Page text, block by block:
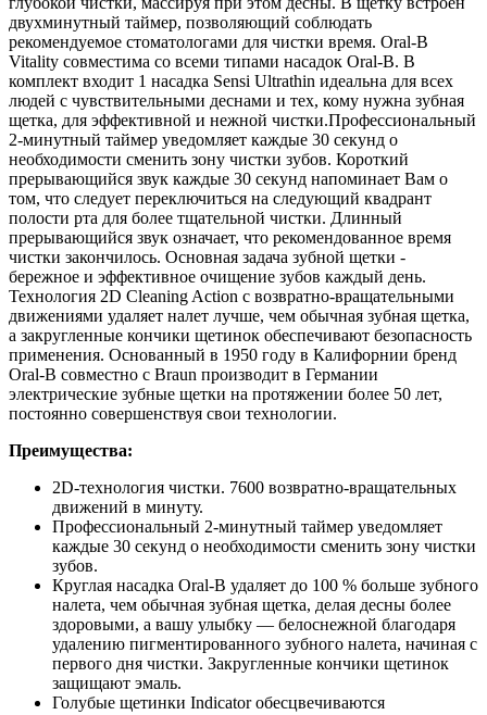
двухминутный таймер, позволяющий соблюдать
рекомендуемое стоматологами для чистки время. Oral-B
Vitality совместима со всеми типами насадок Oral-B. В
комплект входит 1 насадка Sensi Ultrathin идеальна для всех
людей с чувствительными деснами и тех, кому нужна зубная
щетка, для эффективной и нежной чистки.Профессиональный
2-минутный таймер уведомляет каждые 30 секунд о
необходимости сменить зону чистки зубов. Короткий
прерывающийся звук каждые 30 секунд напоминает Вам о
том, что следует переключиться на следующий квадрант
полости рта для более тщательной чистки. Длинный
прерывающийся звук означает, что рекомендованное время
чистки закончилось. Основная задача зубной щетки -
бережное и эффективное очищение зубов каждый день.
Технология 2D Cleaning Action с возвратно-вращательными
движениями удаляет налет лучше, чем обычная зубная щетка,
а закругленные кончики щетинок обеспечивают безопасность
применения. Основанный в 1950 году в Калифорнии бренд
Oral-B совместно с Braun производит в Германии
электрические зубные щетки на протяжении более 50 лет,
постоянно совершенствуя свои технологии.
Преимущества:
2D-технология чистки. 7600 возвратно-вращательных
движений в минуту.
Профессиональный 2-минутный таймер уведомляет
каждые 30 секунд о необходимости сменить зону чистки
зубов.
Круглая насадка Oral-B удаляет до 100 % больше зубного
налета, чем обычная зубная щетка, делая десны более
здоровыми, а вашу улыбку — белоснежной благодаря
удалению пигментированного зубного налета, начиная с
первого дня чистки. Закругленные кончики щетинок
защищают эмаль.
Голубые щетинки Indicator обесцвечиваются